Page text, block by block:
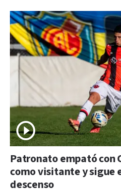
Patronato empató con
como visitante y sigue
descenso